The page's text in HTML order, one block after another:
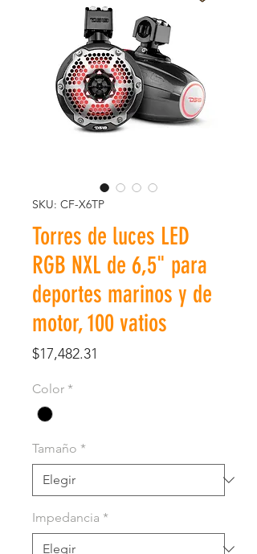
SKU: CF-X6TP
Torres de luces LED
RGB NXL de 6,5" para
deportes marinos y de
motor, 100 vatios
$17,482.31
Color *
Tamaño *
Impedancia *